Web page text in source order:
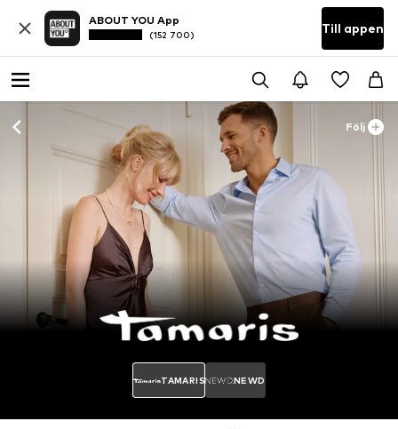
ABOUT YOU App
(152 700) Till appen
Följ
TAMARIS NEWD